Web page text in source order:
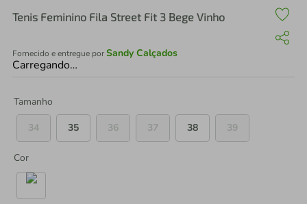
Tenis Feminino Fila Street Fit 3 Bege Vinho
Fornecido e entregue porSandy Calçados
Carregando…
Tamanho
34
35 36 37 38 39
Cor